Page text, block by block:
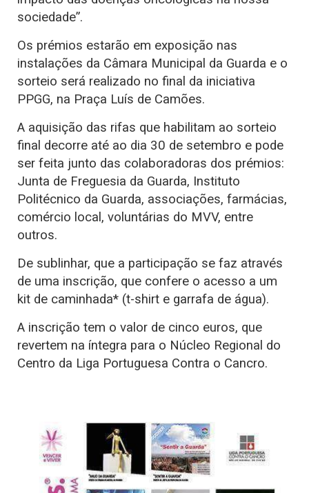
sociedade”.
Os prémios estarão em exposição nas
instalações da Câmara Municipal da Guarda e o
sorteio será realizado no final da iniciativa
PPGG, na Praça Luís de Camões.
A aquisição das rifas que habilitam ao sorteio
final decorre até ao dia 30 de setembro e pode
ser feita junto das colaboradoras dos prémios:
Junta de Freguesia da Guarda, Instituto
Politécnico da Guarda, associações, farmácias,
comércio local, voluntárias do MVV, entre
outros.
De sublinhar, que a participação se faz através
de uma inscrição, que confere o acesso a um
kit de caminhada* (t-shirt e garrafa de água).
A inscrição tem o valor de cinco euros, que
revertem na íntegra para o Núcleo Regional do
Centro da Liga Portuguesa Contra o Cancro.